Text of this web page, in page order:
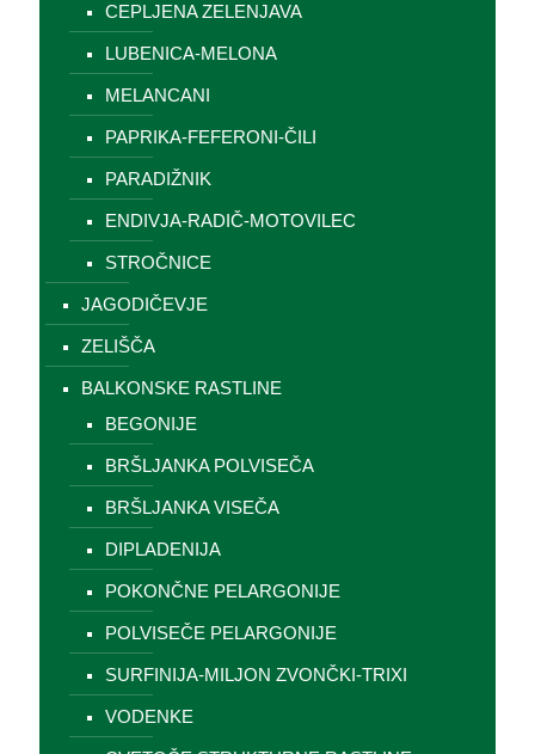
CEPLJENA ZELENJAVA
LUBENICA-MELONA
MELANCANI
PAPRIKA-FEFERONI-ČILI
PARADIŽNIK
ENDIVJA-RADIČ-MOTOVILEC
STROČNICE
JAGODIČEVJE
ZELIŠČA
BALKONSKE RASTLINE
BEGONIJE
BRŠLJANKA POLVISEČA
BRŠLJANKA VISEČA
DIPLADENIJA
POKONČNE PELARGONIJE
POLVISEČE PELARGONIJE
SURFINIJA-MILJON ZVONČKI-TRIXI
VODENKE